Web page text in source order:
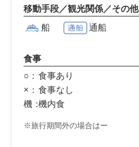
移動手段／観光関係／その他
船
通船
食事
○： 食事あり
×： 食事なし
機：機内食
旅行期間外の場合はー